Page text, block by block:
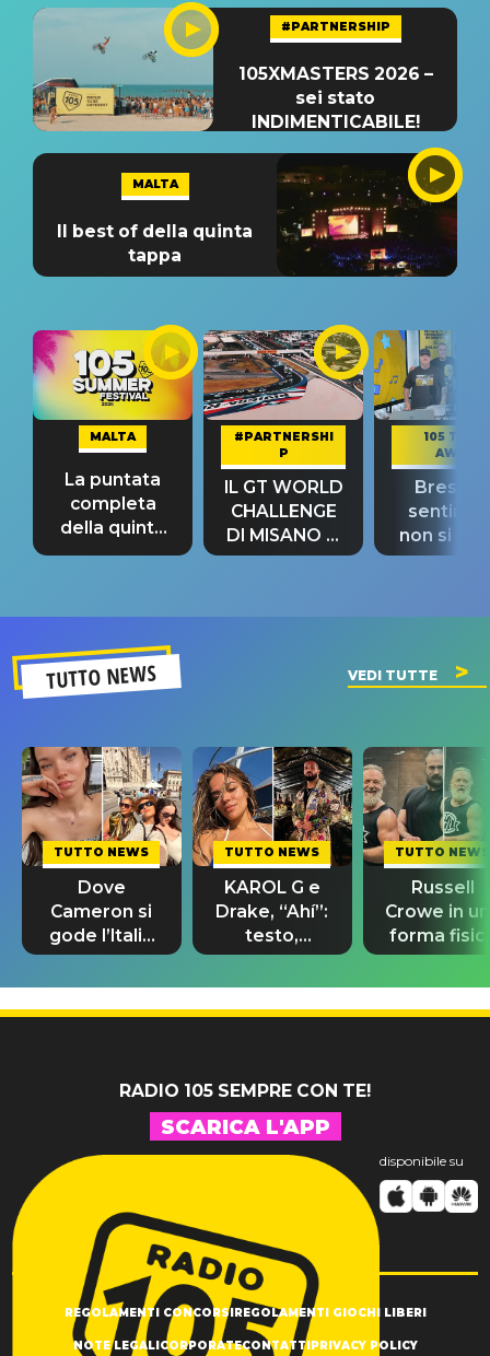
#PARTNERSHIP
105XMASTERS 2026 –
sei stato
INDIMENTICABILE!
MALTA
Il best of della quinta
tappa
MALTA
La puntata
completa
della quinta
tappa
#PARTNERSHI
P
IL GT WORLD
CHALLENGE
DI MISANO si
riconferma
105 TAKE
AWAY
Bresh:
non si
fino alla
TUTTO NEWS VEDI TUTTE
TUTTO NEWS
Dove
Cameron si
gode l’Italia
prima delle
nozze con
Damiano
TUTTO NEWS
KAROL G e
Drake, “Ahí”:
testo,
traduzione e
significato
del brano
TUTTO NEWS
Russell
Crowe in
forma
per “The
Druid”
RADIO 105 SEMPRE CON TE!
SCARICA L'APP
disponibile su
REGOLAMENTI CONCORSIREGOLAMENTI GIOCHI LIBERI
NOTE LEGALICORPORATECONTATTIPRIVACY POLICY